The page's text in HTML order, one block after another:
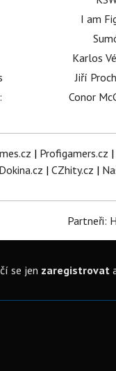
I am
Karlos
Jiří
Conor
| Profigamers.cz |
Dokina.cz | CZhity.cz |
Partneři:
se jen zaregistrovat